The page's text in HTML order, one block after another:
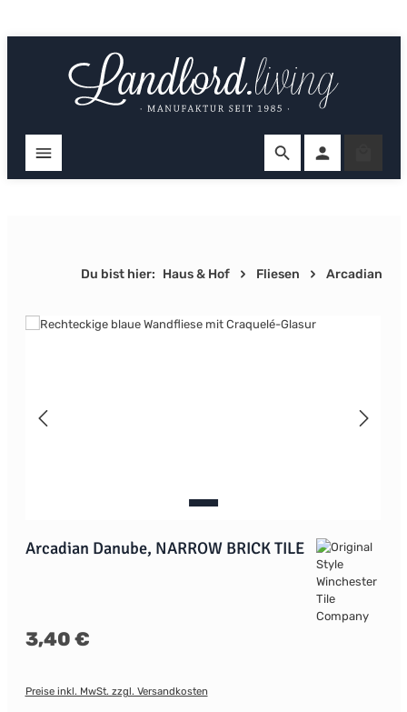
Du bist hier: Haus & Hof Fliesen Arcadian
Bildergalerie überspringen
Arcadian Danube, NARROW BRICK TILE
Regulärer Preis:
3,40 €
Preise inkl. MwSt. zzgl. Versandkosten